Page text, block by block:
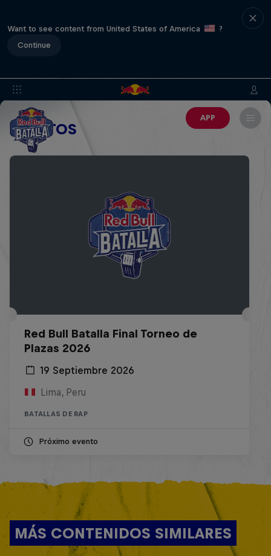
Want to see content from United States of America
?
Continue
APP
EVENTOS
Red Bull Batalla Final Torneo de
Plazas 2026
19 Septiembre 2026
Lima, Peru
BATALLAS DE RAP
Próximo evento
MÁS CONTENIDOS SIMILARES